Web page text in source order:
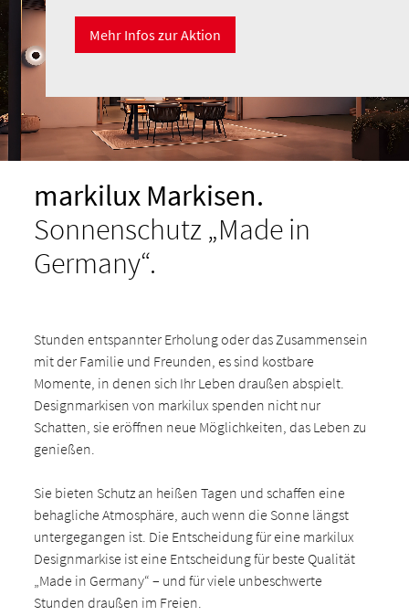
Mehr Infos zur Aktion
markilux Markisen.
Sonnenschutz „Made in
Germany“.
Stunden entspannter Erholung oder das Zusammensein
mit der Familie und Freunden, es sind kostbare
Momente, in denen sich Ihr Leben draußen abspielt.
Designmarkisen von markilux spenden nicht nur
Schatten, sie eröffnen neue Möglichkeiten, das Leben zu
genießen.
Sie bieten Schutz an heißen Tagen und schaffen eine
behagliche Atmosphäre, auch wenn die Sonne längst
untergegangen ist. Die Entscheidung für eine markilux
Designmarkise ist eine Entscheidung für beste Qualität
„Made in Germany“ – und für viele unbeschwerte
Stunden draußen im Freien.